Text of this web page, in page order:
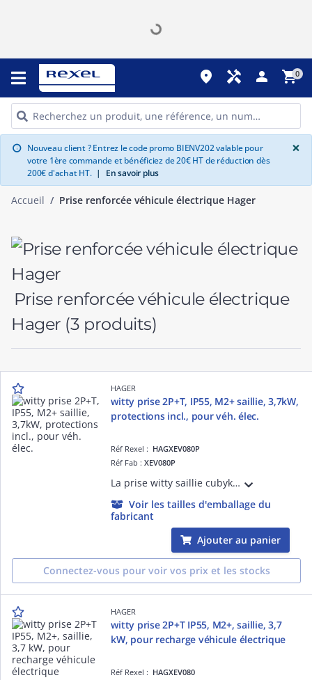
place handyman person shopping_cart0
info Nouveau client ? Entrez le code promo BIENV202 valable pour
votre 1ère commande et bénéficiez de 20€ HT de réduction dès
200€ d'achat HT. | En savoir plus
×
Accueil Prise renforcée véhicule électrique Hager
Prise renforcée véhicule électrique
Hager (3 produits)
HAGER
witty prise 2P+T, IP55, M2+ saillie, 3,7kW,
protections incl., pour véh. élec.
Réf Rexel : HAGXEV080P
Réf Fab :XEV080P
La prise witty saillie cubyko grise IP55 est renforcée, elle permet la recharge d'un véhicule électrique ou hybride rechargeable jusqu'à 3,7kW / 16A en fonction du chargeur du véhicule. Livrée avec protections
Voir les tailles d'emballage du
fabricant
Ajouter au panier
Connectez-vous pour voir vos prix et les stocks
HAGER
witty prise 2P+T IP55, M2+, saillie, 3,7
kW, pour recharge véhicule électrique
Réf Rexel : HAGXEV080